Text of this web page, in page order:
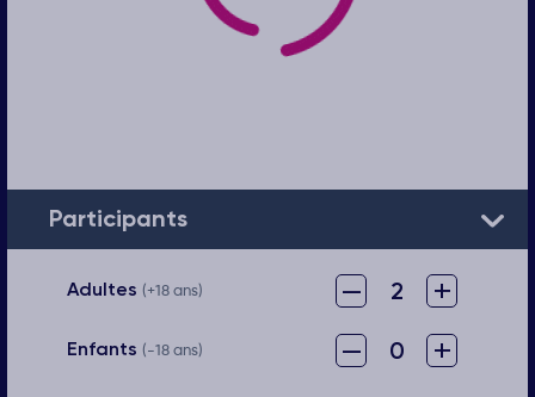
Participants
Adultes (+18 ans) – 2 +
Enfants (-18 ans) – 0 +